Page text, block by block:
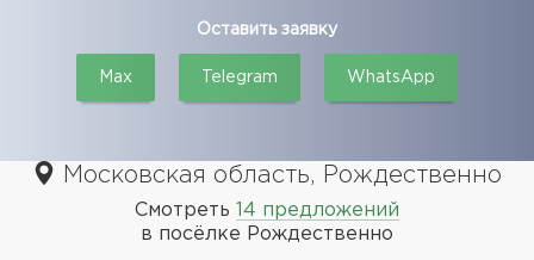
Оставить заявку
Max Telegram WhatsApp
Московская область, Рождественно
Смотреть
14 предложений
в посёлке Рождественно